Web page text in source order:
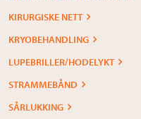
KIRURGISKE NETT
KRYOBEHANDLING
LUPEBRILLER/HODELYKT
STRAMMEBÅND
SÅRLUKKING